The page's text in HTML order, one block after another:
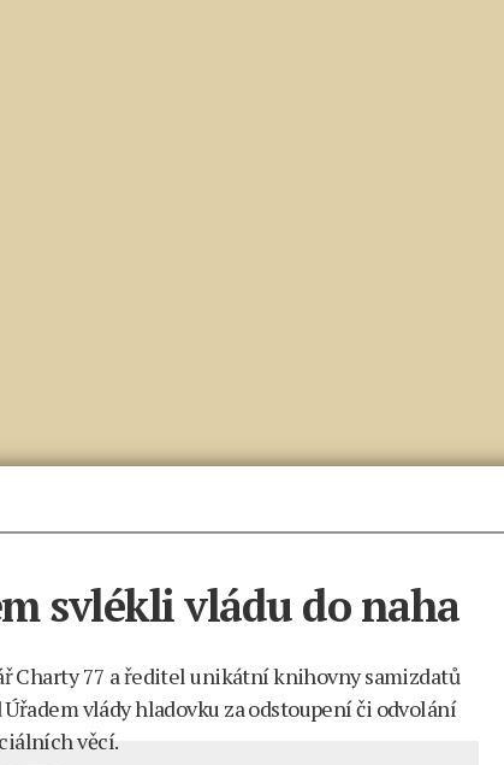
svlékli vládu do naha
Charty 77 a ředitel unikátní knihovny samizdatů
vlády hladovku za odstoupení či odvolání
věcí.